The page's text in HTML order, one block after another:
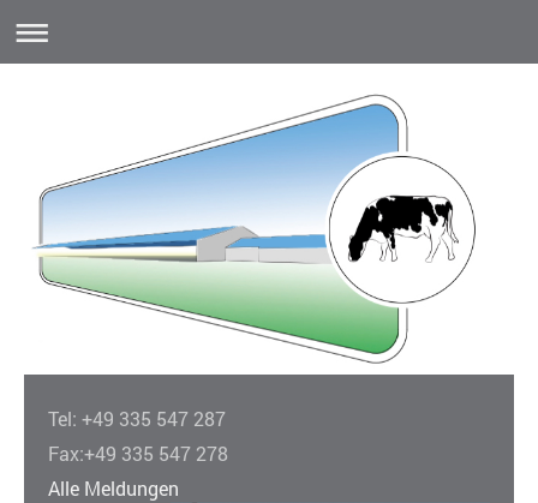
Tel: +49 335 547 287
Fax:+49 335 547 278
Alle Meldungen